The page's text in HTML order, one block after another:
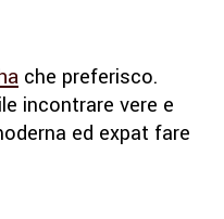
che preferisco.
incontrare vere e
ed expat fare